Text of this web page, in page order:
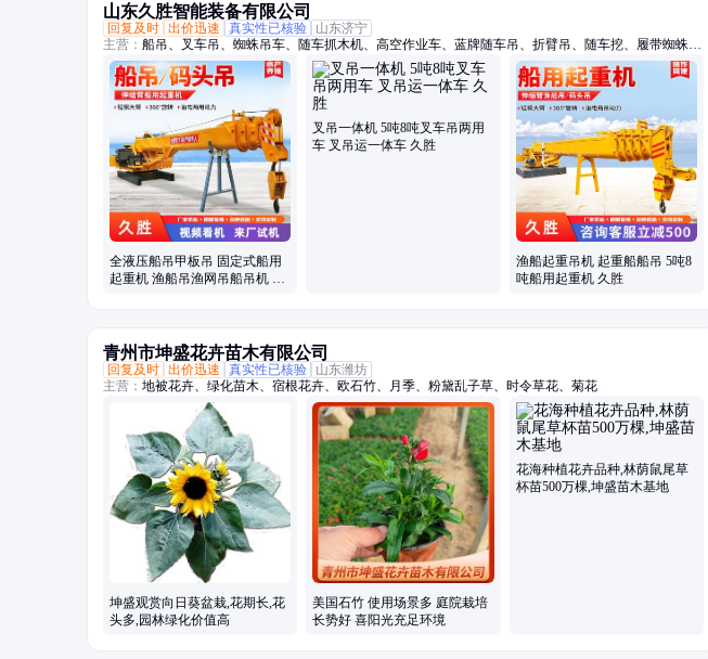
山东久胜智能装备有限公司
回复及时 出价迅速 真实性已核验
山东济宁
主营： 船吊、叉车吊、蜘蛛吊车、随车抓木机、高空作业车、蓝牌随车吊、折臂吊、随车挖、履带蜘蛛
吊、吊挖一体机、三轮随车吊、履带随车吊、三轮吊、履带随车挖、履带吊车、船用起重机、拖拉机平板
吊、履带随车抓、下葬车、四不像吊车、车载吊机、抓木机、拖拉机吊钻一体机、小吊车、装载机
全液压船吊甲板吊 固定式船用
起重机 渔船吊渔网吊船吊机 久
叉吊一体机 5吨8吨叉车吊两用
车 叉吊运一体车 久胜
渔船起重吊机 起重船船吊 5吨8
吨船用起重机 久胜
青州市坤盛花卉苗木有限公司
回复及时 出价迅速 真实性已核验
山东潍坊
主营： 地被花卉、绿化苗木、宿根花卉、欧石竹、月季、粉黛乱子草、时令草花、菊花
坤盛观赏向日葵盆栽,花期长,花
头多,园林绿化价值高
美国石竹 使用场景多 庭院栽培
长势好 喜阳光充足环境
花海种植花卉品种,林荫鼠尾草
杯苗500万棵,坤盛苗木基地